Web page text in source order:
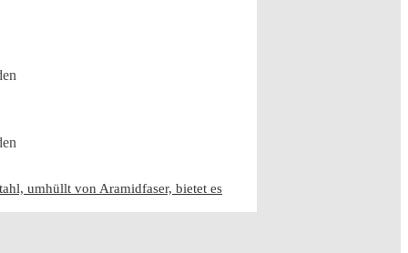
umhüllt von Aramidfaser, bietet es